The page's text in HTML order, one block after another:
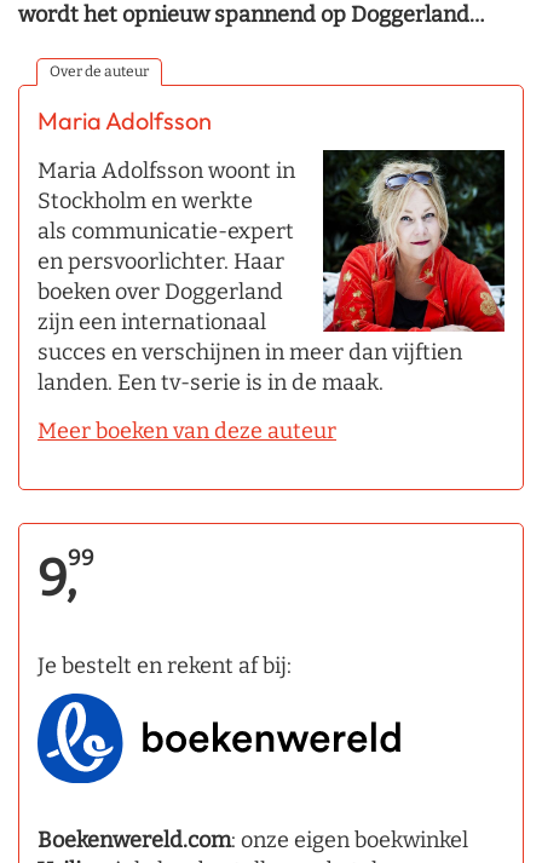
wordt het opnieuw spannend op Doggerland…
Over de auteur
Maria Adolfsson
Maria Adolfsson woont in
Stockholm en werkte
als communicatie-expert
en persvoorlichter. Haar
boeken over Doggerland
zijn een internationaal
succes en verschijnen in meer dan vijftien
landen. Een tv-serie is in de maak.
Meer boeken van deze auteur
9,99
Je bestelt en rekent af bij:
Boekenwereld.com: onze eigen boekwinkel